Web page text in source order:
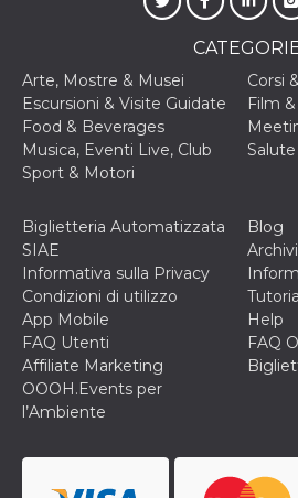
Arte, Mostre & Musei
Corsi
Escursioni & Visite Guidate
Film
Food & Beverages
Musica, Eventi Live, Club
Sport & Motori
Biglietteria Automatizzata
SIAE
Blog
Informativa sulla Privacy
Condizioni di utilizzo
App Mobile
Help
FAQ Utenti
FAQ
Affiliate Marketing
OOOH.Events per
l’Ambiente